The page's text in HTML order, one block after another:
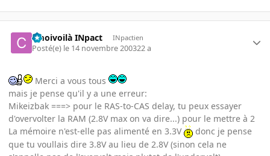
cmoivoilà INpact INpactien
Posté(e) le 14 novembre 200322 a
Merci a vous tous
mais je pense qu'il y a une erreur:
Mikeizbak ===> pour le RAS-to-CAS delay, tu peux essayer
d'overvolter la RAM (2.8V max on va dire...) pour le mettre à 2
La mémoire n'est-elle pas alimenté en 3.3V
donc je pense
que tu voullais dire 3.8V au lieu de 2.8V (sinon cela ne